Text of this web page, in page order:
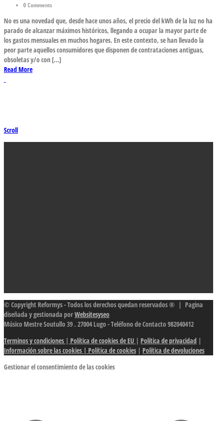
0 Comments
No es una novedad que, desde hace unos años, el precio del kWh de la luz no ha
parado de alcanzar máximos históricos, llegando a ocupar la mayor parte de
los gastos mensuales en muchos hogares. En este contexto, se han llevado la
peor parte aquellos consumidores que disponen de contrataciones antiguas,
obsoletas y/o con […]
Read More
Scroll
© Copyright Reformys - Todos los derechos quedan reservados ® | Pagina
diseñada y gestionada porWebsitesyseo
Músico Mestre Soutullo 39 . 27004 Lugo - Teléfono de Contacto 982040412
Terminos y condiciones | Política de cookies de EU | Política de privacidad |
Información sobre las cookies | Política de cookies | Política de devoluciones
Gestionar el consentimiento de las cookies